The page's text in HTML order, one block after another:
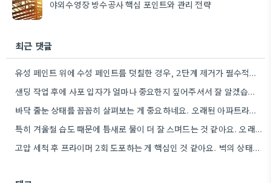
야외수영장 방수공사 핵심 포인트와 관리 전략
최근 댓글
유성 페인트 위에 수성 페인트를 덧칠한 경우, 2단계 제거가 필수적이라는 점을 강조해야겠네요.
샌딩 작업 후에 사포 입자가 얼마나 중요한지 짚어주셔서 잘 알겠습니다. 특히 얇은 사포를 여러 번…
바닥 줄눈 상태를 꼼꼼히 살펴보는 게 중요하네요. 오래된 아파트라면 줄눈부터 망가지기 쉬울 것 같아요.
특히 겨울철 습도 때문에 틈새로 물이 더 잘 스며드는 것 같아요. 오래된 건물일수록 이런 부분에…
고압 세척 후 프라이머 2회 도포하는 게 핵심인 것 같아요. 벽의 상태에 따라 흡수율이 달라지니까,…